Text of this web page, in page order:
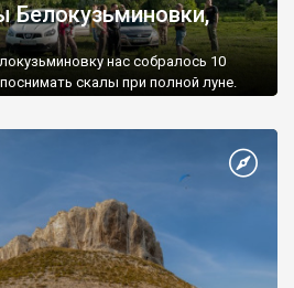
нас собралось 10
скалы при полной луне.